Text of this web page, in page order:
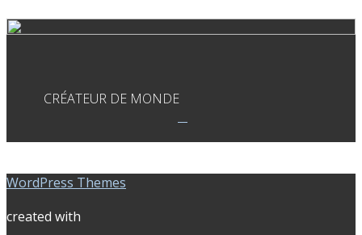
CRÉATEUR DE MONDE
WordPress Themes
created with